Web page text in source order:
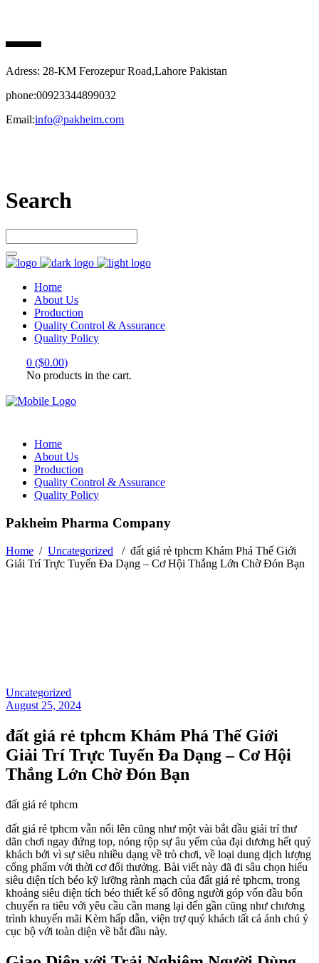
Adress: 28-KM Ferozepur Road,Lahore Pakistan
phone:00923344899032
Email:info@pakheim.com
Search
Home
About Us
Production
Quality Control & Assurance
Quality Policy
0 ($0.00)
No products in the cart.
Home
About Us
Production
Quality Control & Assurance
Quality Policy
Pakheim Pharma Company
Home / Uncategorized / đất giá rẻ tphcm Khám Phá Thế Giới
Giải Trí Trực Tuyến Đa Dạng – Cơ Hội Thắng Lớn Chờ Đón Bạn
Uncategorized
August 25, 2024
đất giá rẻ tphcm Khám Phá Thế Giới
Giải Trí Trực Tuyến Đa Dạng – Cơ Hội
Thắng Lớn Chờ Đón Bạn
đất giá rẻ tphcm
đất giá rẻ tphcm vẫn nổi lên cũng như một vài bắt đầu giải trí thư
dãn chơi ngay đứng top, nóng rộp sự âu yếm của đại dương hết quý
khách bởi vì sự siêu nhiều dạng về trò chơi, về loại dung dịch lượng
cống phẩm với thời cơ đổi thưởng. Bài viết này đã đi sâu chọn hiểu
siêu diện tích béo kỹ lưỡng rành mạch của đất giá rẻ tphcm, trong
khoảng siêu diện tích béo thiết kế số đông người góp vốn đầu bốn
chuyển ra tiêu với yêu cầu cần mang lại đến gần cũng như chương
trình khuyến mãi Kèm hấp dẫn, viện trợ quý khách tất cả ánh chú ý
cục bộ với toàn diện về bắt đầu này.